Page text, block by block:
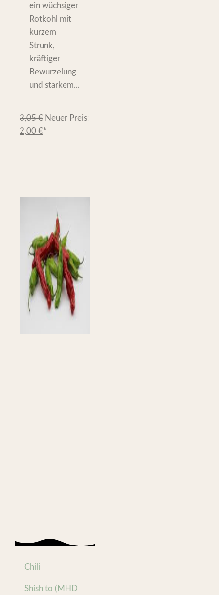
ein wüchsiger
Rotkohl mit
kurzem
Strunk,
kräftiger
Bewurzelung
und starkem...
3,05€ Neuer Preis:
2,00 €*
Chili
Shishito (MHD